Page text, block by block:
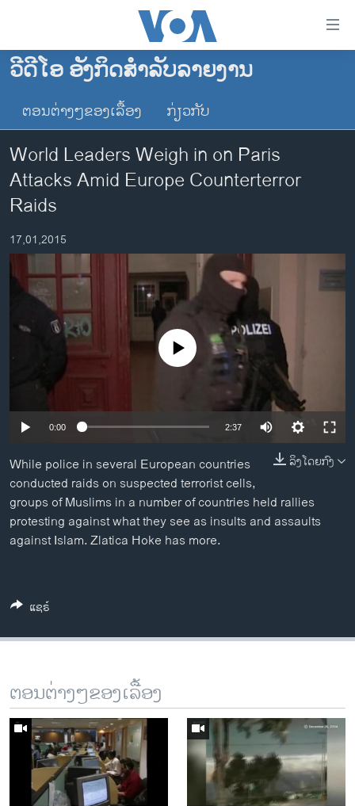
ເຂົ້າ
ຂ້າມ
ຂ້າມ
ໄປ
ຫາ
ຊອກ
ໂຮມເພຈ
ລາວ
ການເລືອກຕັ້ງ ປະທານາທີບໍດີ ສະຫະລັດ 2024
ຂ່າວ​ຈີນ
ເອເຊຍ
ອິດສະຫຼະພາບດ້ານການຂ່າວ
ຊີວິດຊາວລາວ
ຊຸມຊົນຊາວລາວ
ວິທະຍາສາດ-ເທັກໂນໂລຈີ
ທຸລະກິດ
ພາສາອັງກິດ
ສຽງ
ລາຍການກະຈາຍສຽງ
ລາຍງານ
ຕິດຕາມພວກເຮົາ ທີ່
ພາສາຕ່າງໆ
ວີດີໂອ ອັງກິດສຳລັບລາຍງານ
ຕອນຕ່າງໆຂອງເລື້ອງ ກ່ຽວກັບ
World Leaders Weigh in on Paris
Attacks Amid Europe Counterterror
Raids
17,01,2015
No media source currently available
0:00 2:37
ລິງໂດຍກົງ
While police in several European countries
conducted raids on suspected terrorist cells,
groups of Muslims in a number of countries held rallies
protesting against what they see as insults and assaults
against Islam. Zlatica Hoke has more.
ແຊຣ໌
ຕອນຕ່າງໆຂອງເລື້ອງ